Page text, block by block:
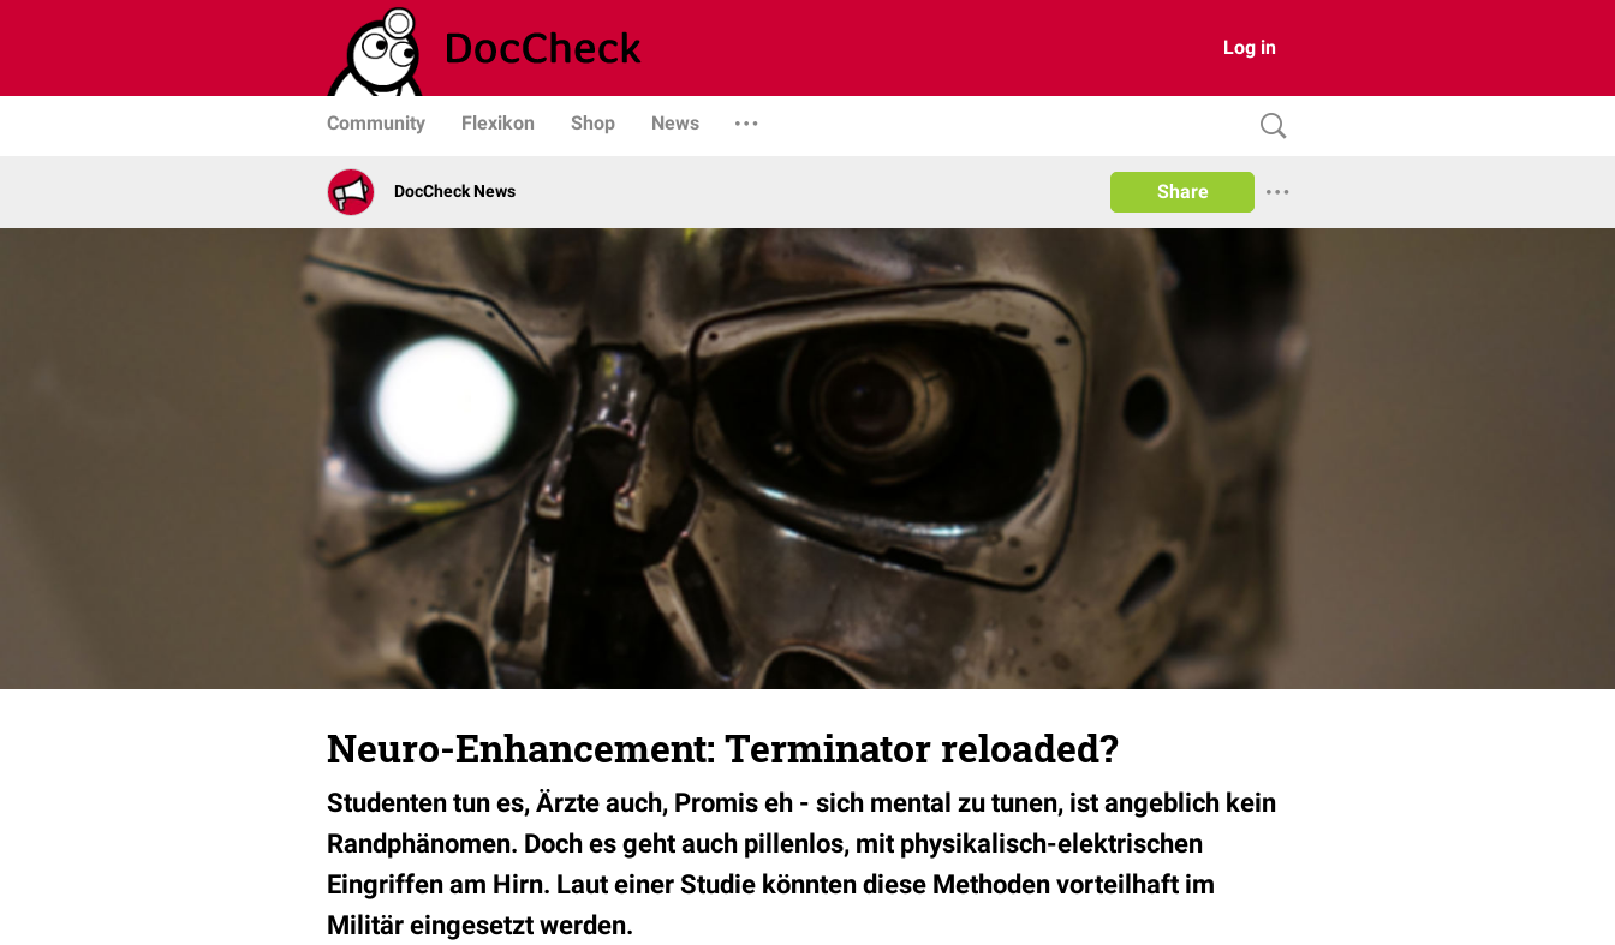
Log in
Community Flexikon Shop News
DocCheck News Share
Neuro-Enhancement: Terminator reloaded?
Studenten tun es, Ärzte auch, Promis eh - sich mental zu tunen, ist angeblich kein
Randphänomen. Doch es geht auch pillenlos, mit physikalisch-elektrischen
Eingriffen am Hirn. Laut einer Studie könnten diese Methoden vorteilhaft im
Militär eingesetzt werden.